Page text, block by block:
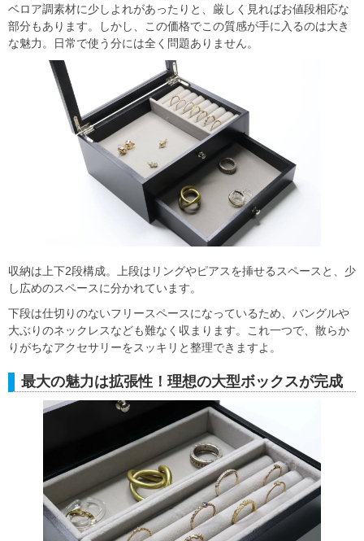
ベロア調素材に少しよれがあったりと、厳しく見ればお値段相応な
部分もあります。しかし、この価格でこの質感が手に入るのは大き
な魅力。日常で使う分には全く問題ありません。
収納は上下2段構成。上段はリングやピアスを挿せるスペースと、少
し広めのスペースに分かれています。
下段は仕切りのないフリースペースになっているため、バングルや
大ぶりのネックレスなども難なく収まります。これ一つで、散らか
りがちなアクセサリーをスッキリと整理できますよ。
最大の魅力は拡張性！理想の大型ボックスが完成